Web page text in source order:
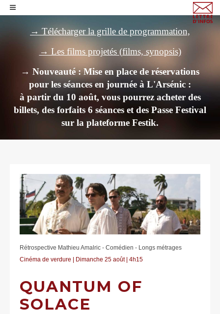
→ Télécharger la grille de programmation,
→ Les films projetés (films, synopsis)
→ Nouveauté : Mise en place de réservations
pour les séances en journée à L'Arsénic :
à partir du 10 août, vous pourrez acheter des
billets, des forfaits 6 séances et des Passe Festival
sur la plateforme Festik.
Rétrospective Mathieu Amalric - Comédien - Longs métrages
Cinéma de verdure | Dimanche 25 août | 4h15
QUANTUM OF
SOLACE